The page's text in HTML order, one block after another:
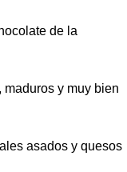
de la
y muy bien
asados y quesos